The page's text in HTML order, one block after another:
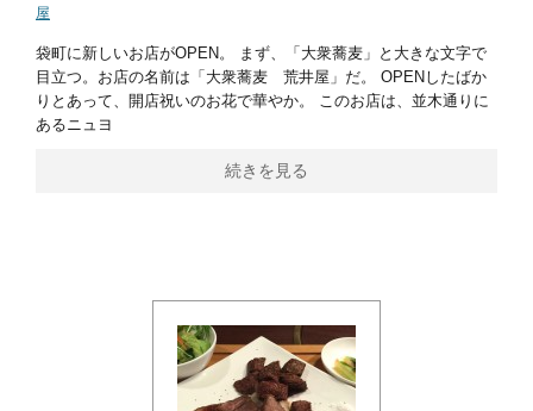
屋
袋町に新しいお店がOPEN。 まず、「大衆蕎麦」と大きな文字で
目立つ。お店の名前は「大衆蕎麦 荒井屋」だ。 OPENしたばか
りとあって、開店祝いのお花で華やか。 このお店は、並木通りに
あるニュヨ
続きを見る